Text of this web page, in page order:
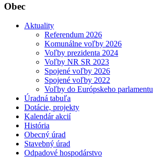
Obec
Aktuality
Referendum 2026
Komunálne voľby 2026
Voľby prezidenta 2024
Voľby NR SR 2023
Spojené voľby 2026
Spojené voľby 2022
Voľby do Európskeho parlamentu
Úradná tabuľa
Dotácie, projekty
Kalendár akcií
História
Obecný úrad
Stavebný úrad
Odpadové hospodárstvo